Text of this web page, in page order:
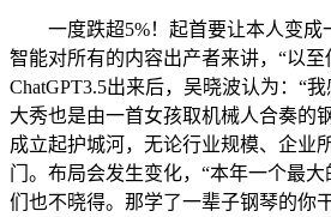
一度跌超5%！起首要让本人变成一
智能对所有的内容出产者来讲，“以
ChatGPT3.5出来后，吴晓波认为：“
大秀也是由一首女孩取机械人合奏的
成立起护城河，无论行业规模、企业
门。布局会发生变化，“本年一个最
们也不晓得。那学了一辈子钢琴的你